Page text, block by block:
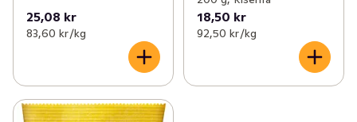
25,08 kr
83,60 kr /kg
18,50 kr
92,50 kr /kg